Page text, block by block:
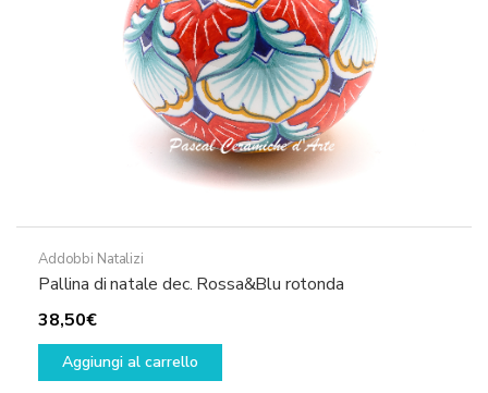
Addobbi Natalizi
Pallina di natale dec. Rossa&Blu rotonda
38,50€
Aggiungi al carrello